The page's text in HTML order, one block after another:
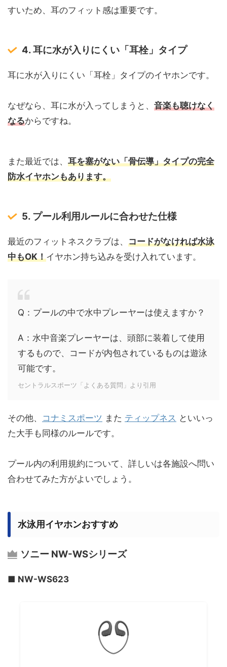
すいため、耳のフィット感は重要です。
4. 耳に水が入りにくい「耳栓」タイプ
耳に水が入りにくい「耳栓」タイプのイヤホンです。
なぜなら、耳に水が入ってしまうと、 音楽も聴けなく
なるからですね。
また最近では、 耳を塞がない「骨伝導」タイプの完全
防水イヤホンもあります。
5. プール利用ルールに合わせた仕様
最近のフィットネスクラブは、 コードがなければ水泳
中もOK！イヤホン持ち込みを受け入れています。
Q：プールの中で水中プレーヤーは使えますか？
A：水中音楽プレーヤーは、頭部に装着して使用
するもので、コードが内包されているものは遊泳
可能です。
セントラルスポーツ「よくある質問」より引用
その他、 コナミスポーツ また ティップネス といいっ
た大手も同様のルールです。
プール内の利用規約について、詳しいは各施設へ問い
合わせてみた方がよいでしょう。
水泳用イヤホンおすすめ
ソニー NW-WSシリーズ
■ NW-WS623